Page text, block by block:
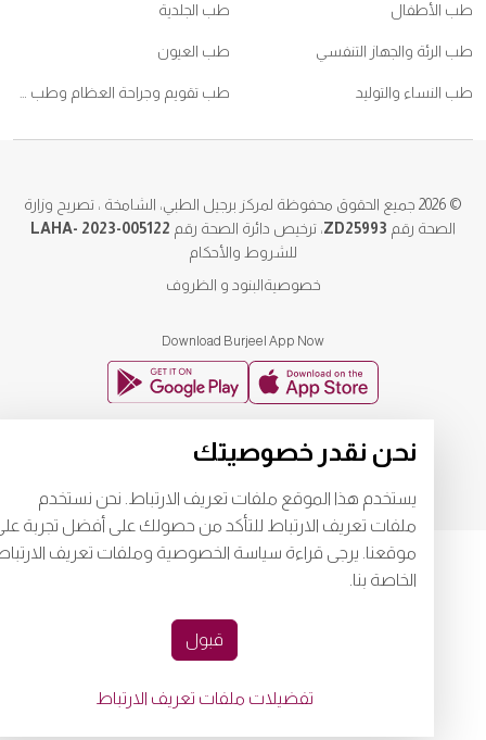
الأطفال طب الجلدية
الرئة والجهاز التنفسي طب العيون
النساء والتوليد طب تقويم وجراحة العظام وطب ممارسي الرياضات
جميع الحقوق محفوظة لمركز برجيل الطبي، الشامخة ، تصريح وزارة
الصحة رقم ZD25993، ترخيص دائرة الصحة رقم LAHA-2023-005122
للشروط والأحكام
خصوصيةالبنود و الظروف
Download Burjeel App Now
appstore:
playstore:
نحن نقدر خصوصيتك
يستخدم هذا الموقع ملفات تعريف الارتباط. نحن نستخدم
ملفات تعريف الارتباط للتأكد من حصولك على أفضل تجربة على
موقعنا. يرجى قراءة سياسة الخصوصية وملفات تعريف الارتباط
الخاصة بنا.
قبول
تفضيلات ملفات تعريف الارتباط